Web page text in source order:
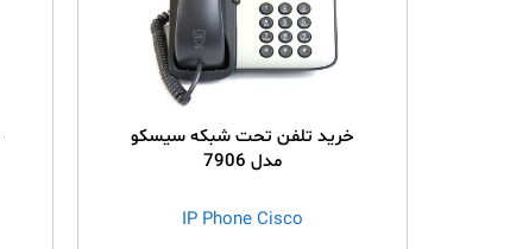
خرید تلفن تحت شبکه سیسکو
مدل 7906
IP Phone Cisco